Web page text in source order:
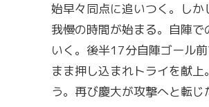
始早々同点に追いつく。し
我慢の時間が始まる。自陣
いく。後半17分自陣ゴール
まま押し込まれトライを献
う。再び慶大が攻撃へと転